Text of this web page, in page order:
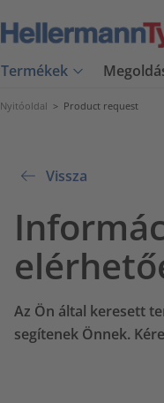
Termékek
Nyitóoldal > Product request
Vissza
Az Ön által keresett
segítenek Önnek.